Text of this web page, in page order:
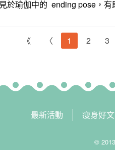
見於瑜伽中的 ending pose，有
《 〈 1 2 3
最新活動 瘦身好文
©